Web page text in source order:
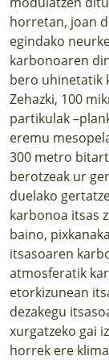
horretan, joan
egindako
karbonoaren
bero uhinetatik
Zehazki, 100
partikulak
eremu
300 metro
berotzeak ur
duelako
karbonoa itsas
baino,
itsasoaren
atmosferatik
etorkizunean
dezakegu
xurgatzeko gai
horrek ere